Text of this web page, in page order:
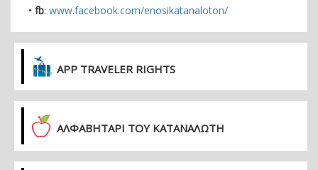
• fb: www.facebook.com/enosikatanaloton/
APP TRAVELER RIGHTS
ΑΛΦΑΒΗΤΑΡΙ ΤΟΥ ΚΑΤΑΝΑΛΩΤΗ